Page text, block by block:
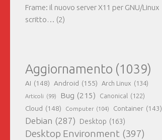
Frame: il nuovo server X11 per GNU/Linux
scritto… (2)
Aggiornamento (1039)
AI (148) Android (155) Arch Linux (134)
Articoli (99) Bug (215) Canonical (122)
Cloud (148) Computer (104) Container (143)
Debian (287) Desktop (163)
Desktop Environment (397)